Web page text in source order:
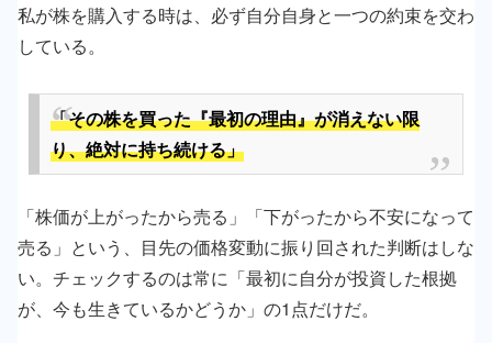
私が株を購入する時は、必ず自分自身と一つの約束を交わ
している。
「その株を買った『最初の理由』が消えない限
り、絶対に持ち続ける」
「株価が上がったから売る」「下がったから不安になって
売る」という、目先の価格変動に振り回された判断はしな
い。チェックするのは常に「最初に自分が投資した根拠
が、今も生きているかどうか」の1点だけだ。